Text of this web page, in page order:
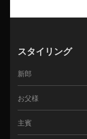
スタイリング
新郎
お父様
主賓